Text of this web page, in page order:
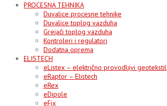
PROCESNA TEHNIKA
Duvalice procesne tehnike
Duvalice toplog vazduha
Grejači toplog vazduha
Kontroleri i regulatori
Dodatna oprema
ELISTECH
eListex – električno provodljivi geotekstil
eRaptor – Elistech
eRex
eDipole
eFix